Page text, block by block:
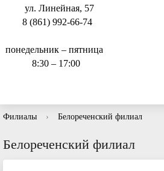
ул. Линейная, 57
8 (861) 992-66-74
понедельник – пятница
8:30 – 17:00
Филиалы › Белореченский филиал
Белореченский филиал